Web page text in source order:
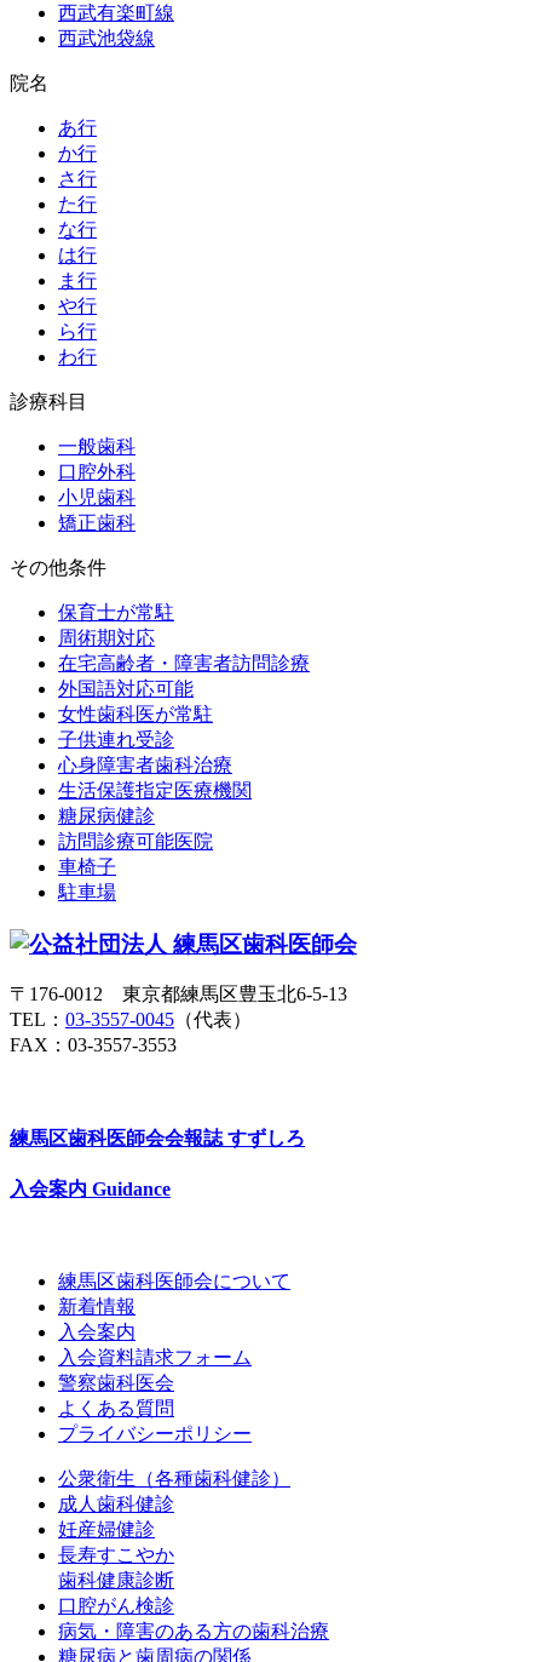
西武有楽町線
西武池袋線
院名
あ行
か行
さ行
た行
な行
は行
ま行
や行
ら行
わ行
診療科目
一般歯科
口腔外科
小児歯科
矯正歯科
その他条件
保育士が常駐
周術期対応
在宅高齢者・障害者訪問診療
外国語対応可能
女性歯科医が常駐
子供連れ受診
心身障害者歯科治療
生活保護指定医療機関
糖尿病健診
訪問診療可能医院
車椅子
駐車場
〒176-0012 東京都練馬区豊玉北6-5-13
TEL： 03-3557-0045 （代表）
FAX：03-3557-3553
練馬区歯科医師会会報誌 すずしろ
入会案内 Guidance
練馬区歯科医師会について
新着情報
入会案内
入会資料請求フォーム
警察歯科医会
よくある質問
プライバシーポリシー
公衆衛生（各種歯科健診）
成人歯科健診
妊産婦健診
長寿すこやか
歯科健康診断
口腔がん検診
病気・障害のある方の歯科治療
糖尿病と歯周病の関係